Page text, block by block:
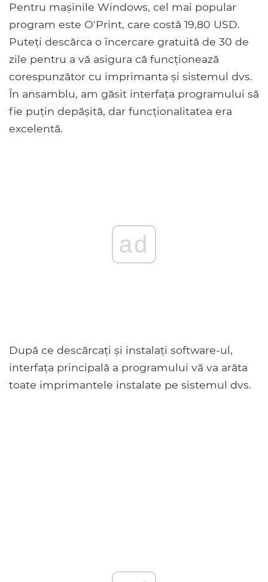
Pentru mașinile Windows, cel mai popular
program este O'Print, care costă 19,80 USD.
Puteți descărca o încercare gratuită de 30 de
zile pentru a vă asigura că funcționează
corespunzător cu imprimanta și sistemul dvs.
În ansamblu, am găsit interfața programului să
fie puțin depășită, dar funcționalitatea era
excelentă.
ad
După ce descărcați și instalați software-ul,
interfața principală a programului vă va arăta
toate imprimantele instalate pe sistemul dvs.